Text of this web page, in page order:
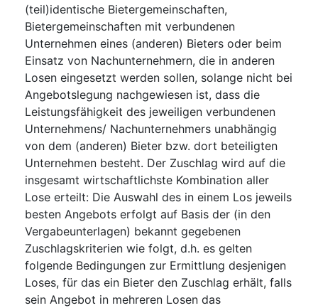
(teil)identische Bietergemeinschaften,
Bietergemeinschaften mit verbundenen
Unternehmen eines (anderen) Bieters oder beim
Einsatz von Nachunternehmern, die in anderen
Losen eingesetzt werden sollen, solange nicht bei
Angebotslegung nachgewiesen ist, dass die
Leistungsfähigkeit des jeweiligen verbundenen
Unternehmens/ Nachunternehmers unabhängig
von dem (anderen) Bieter bzw. dort beteiligten
Unternehmen besteht. Der Zuschlag wird auf die
insgesamt wirtschaftlichste Kombination aller
Lose erteilt: Die Auswahl des in einem Los jeweils
besten Angebots erfolgt auf Basis der (in den
Vergabeunterlagen) bekannt gegebenen
Zuschlagskriterien wie folgt, d.h. es gelten
folgende Bedingungen zur Ermittlung desjenigen
Loses, für das ein Bieter den Zuschlag erhält, falls
sein Angebot in mehreren Losen das